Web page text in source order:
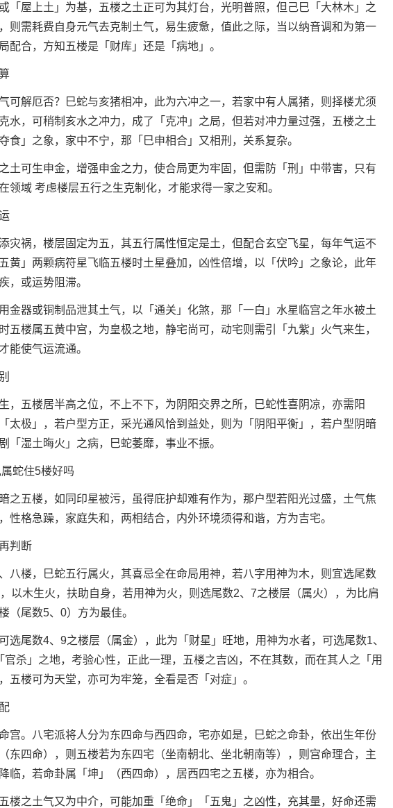
「屋上土」为基，五楼之土正可为其灯台，光明普照，但己巳「大林木」之
则需耗费自身元气去克制土气，易生疲惫，值此之际，当以纳音调和为第一
配合，方知五楼是「财库」还是「病地」。
可解厄否？巳蛇与亥猪相冲，此为六冲之一，若家中有人属猪，则择楼尤须
水，可稍制亥水之冲力，成了「克冲」之局，但若对冲力量过强，五楼之土
食」之象，家中不宁，那「巳申相合」又相刑，关系复杂。
土可生申金，增强申金之力，使合局更为牢固，但需防「刑」中带害，只有
领域 考虑楼层五行之生克制化，才能求得一家之安和。
灾祸，楼层固定为五，其五行属性恒定是土，但配合玄空飞星，每年气运不
黄」两颗病符星飞临五楼时土星叠加，凶性倍增，以「伏吟」之象论，此年
，或运势阻滞。
金器或铜制品泄其土气，以「通关」化煞，那「一白」水星临宫之年水被土
五楼属五黄中宫，为皇极之地，静宅尚可，动宅则需引「九紫」火气来生，
能使气运流通。
，五楼居半高之位，不上不下，为阴阳交界之所，巳蛇性喜阴凉，亦需阳
太极」，若户型方正，采光通风恰到益处，则为「阴阳平衡」，若户型阴暗
「湿土晦火」之病，巳蛇萎靡，事业不振。
之五楼，如同印星被污，虽得庇护却难有作为，那户型若阳光过盛，土气焦
性格急躁，家庭失和，两相结合，内外环境须得和谐，方为吉宅。
判断
八楼，巳蛇五行属火，其喜忌全在命局用神，若八字用神为木，则宜选尾数
以木生火，扶助自身，若用神为火，则选尾数2、7之楼层（属火），为比肩
（尾数5、0）方为最佳。
选尾数4、9之楼层（属金），此为「财星」旺地，用神为水者，可选尾数1、
杀」之地，考验心性，正此一理，五楼之吉凶，不在其数，而在其人之「用
五楼可为天堂，亦可为牢笼，全看是否「对症」。
宫。八宅派将人分为东四命与西四命，宅亦如是，巳蛇之命卦，依出生年份
东四命），则五楼若为东四宅（坐南朝北、坐北朝南等），则宫命理合，主
临，若命卦属「坤」（西四命），居西四宅之五楼，亦为相合。
楼之土气又为中介，可能加重「绝命」「五鬼」之凶性，充其量，好命还需